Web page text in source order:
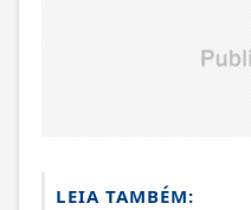
LEIA TAMBÉM: